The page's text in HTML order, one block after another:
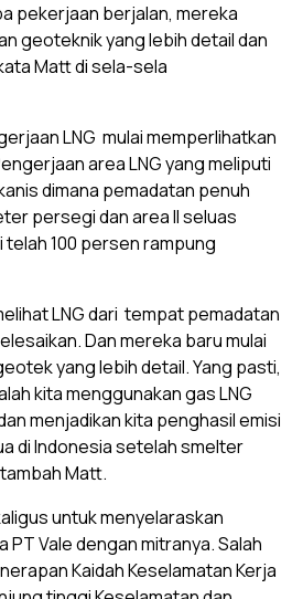
pekerjaan berjalan, mereka
geoteknik yang lebih detail dan
Matt di sela-sela
LNG mulai memperlihatkan
area LNG yang meliputi
dimana pemadatan penuh
persegi dan area II seluas
100 persen rampung
LNG dari tempat pemadatan
Dan mereka baru mulai
yang lebih detail. Yang pasti,
kita menggunakan gas LNG
menjadikan kita penghasil emisi
di Indonesia setelah smelter
Matt.
untuk menyelaraskan
Vale dengan mitranya. Salah
Kaidah Keselamatan Kerja